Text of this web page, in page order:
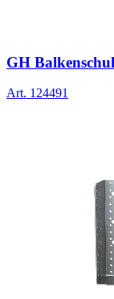
GH
Art. 124491